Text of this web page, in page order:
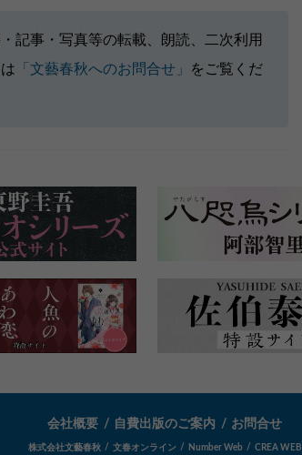
記事・写真等の転載、朗読、二次利用
「文藝春秋へのお問合せ」
をご覧くだ
会社概要 自費出版のご案内 お問合せ
株式会社文藝春秋 文春オンライン Number Web CREA WEB